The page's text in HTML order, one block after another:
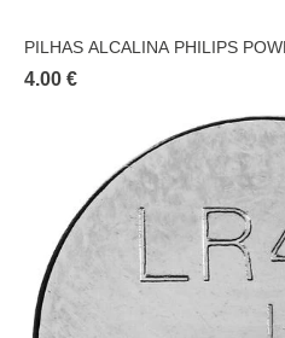
PILHAS ALCALINA PHILIPS
4.00 €